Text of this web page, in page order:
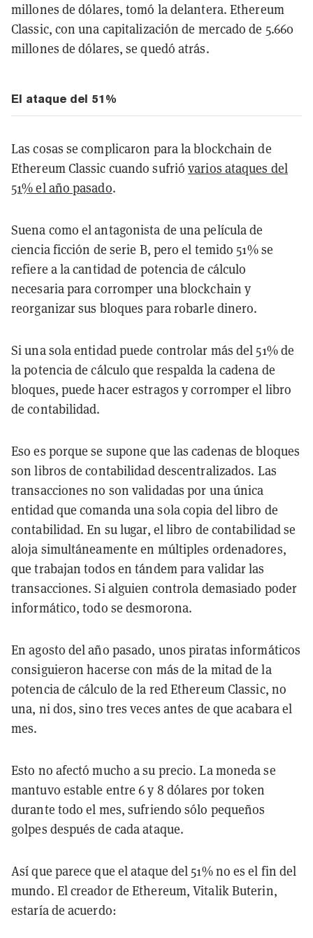
millones de dólares, tomó la delantera. Ethereum
Classic, con una capitalización de mercado de 5.660
millones de dólares, se quedó atrás.
El ataque del 51%
Las cosas se complicaron para la blockchain de
Ethereum Classic cuando sufrióvarios ataques del
51% el año pasado.
Suena como el antagonista de una película de
ciencia ficción de serie B, pero el temido 51% se
refiere a la cantidad de potencia de cálculo
necesaria para corromper una blockchain y
reorganizar sus bloques para robarle dinero.
Si una sola entidad puede controlar más del 51% de
la potencia de cálculo que respalda la cadena de
bloques, puede hacer estragos y corromper el libro
de contabilidad.
Eso es porque se supone que las cadenas de bloques
son libros de contabilidad descentralizados. Las
transacciones no son validadas por una única
entidad que comanda una sola copia del libro de
contabilidad. En su lugar, el libro de contabilidad se
aloja simultáneamente en múltiples ordenadores,
que trabajan todos en tándem para validar las
transacciones. Si alguien controla demasiado poder
informático, todo se desmorona.
En agosto del año pasado, unos piratas informáticos
consiguieron hacerse con más de la mitad de la
potencia de cálculo de la red Ethereum Classic, no
una, ni dos, sino tres veces antes de que acabara el
mes.
Esto no afectó mucho a su precio. La moneda se
mantuvo estable entre 6 y 8 dólares por token
durante todo el mes, sufriendo sólo pequeños
golpes después de cada ataque.
Así que parece que el ataque del 51% no es el fin del
mundo. El creador de Ethereum, Vitalik Buterin,
estaría de acuerdo: